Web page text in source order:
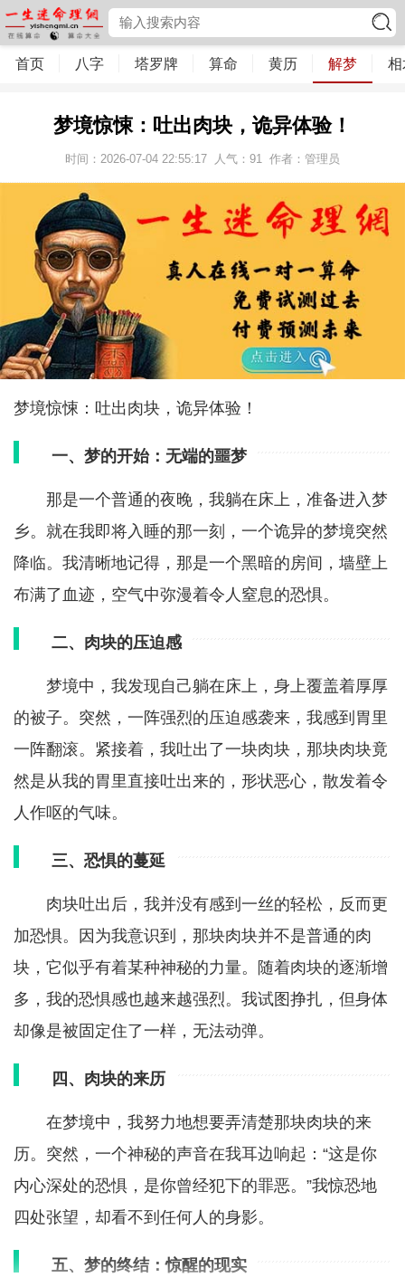
首页 八字 塔罗牌 算命 黄历 解梦 相
梦境惊悚：吐出肉块，诡异体验！
时间：2026-07-04 22:55:17 人气： 91 作者：管理员
梦境惊悚：吐出肉块，诡异体验！
一、梦的开始：无端的噩梦
那是一个普通的夜晚，我躺在床上，准备进入梦
乡。就在我即将入睡的那一刻，一个诡异的梦境突然
降临。我清晰地记得，那是一个黑暗的房间，墙壁上
布满了血迹，空气中弥漫着令人窒息的恐惧。
二、肉块的压迫感
梦境中，我发现自己躺在床上，身上覆盖着厚厚
的被子。突然，一阵强烈的压迫感袭来，我感到胃里
一阵翻滚。紧接着，我吐出了一块肉块，那块肉块竟
然是从我的胃里直接吐出来的，形状恶心，散发着令
人作呕的气味。
三、恐惧的蔓延
肉块吐出后，我并没有感到一丝的轻松，反而更
加恐惧。因为我意识到，那块肉块并不是普通的肉
块，它似乎有着某种神秘的力量。随着肉块的逐渐增
多，我的恐惧感也越来越强烈。我试图挣扎，但身体
却像是被固定住了一样，无法动弹。
四、肉块的来历
在梦境中，我努力地想要弄清楚那块肉块的来
历。突然，一个神秘的声音在我耳边响起：“这是你
内心深处的恐惧，是你曾经犯下的罪恶。”我惊恐地
四处张望，却看不到任何人的身影。
五、梦的终结：惊醒的现实